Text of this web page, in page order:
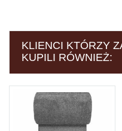
KLIENCI KTÓRZY
KUPILI RÓWNIEŻ: